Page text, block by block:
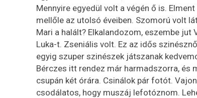
Mennyire egyedül volt a végén ő is.
mellőle az utolsó éveiben. Szomorú volt
Mari a halált? Elkalandozom, eszembe
Luka-t. Zseniális volt. Ez az idős
egyig szuper szinészek játszanak
Bérczes itt rendez már harmadszorra, és
csupán két órára. Csinálok pár fotót.
csodálatos, hogy muszáj lefotóznom.